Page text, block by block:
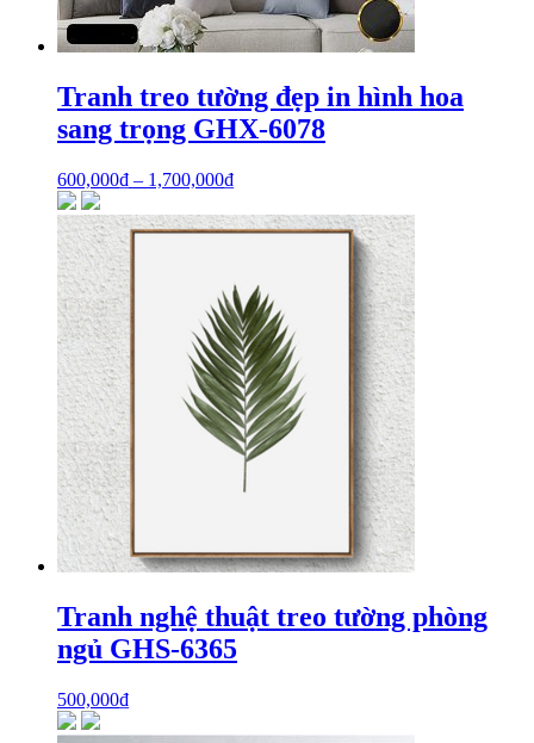
Tranh treo tường đẹp in hình hoa
sang trọng GHX-6078
600,000₫ – 1,700,000₫
Tranh nghệ thuật treo tường phòng
ngủ GHS-6365
500,000₫